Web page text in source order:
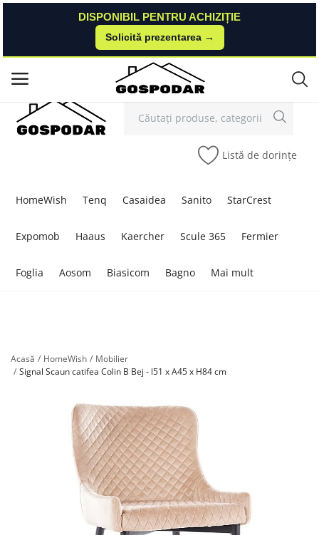
DISPONIBIL PENTRU ACHIZIȚIE
Solicită prezentarea →
Contact Autentificare Înregistrare
Listă de dorințe
HomeWish Tenq Casaidea Sanito StarCrest
Expomob Haaus Kaercher Scule 365 Fermier
Foglia Aosom Biasicom Bagno Mai mult
DISPONIBIL PENTRU ACHIZIȚIE
Solicită prezentarea →
Meniu principal
Categorii
Acasă HomeWish
Mobilier
Signal Scaun catifea Colin B Bej - l51 x A45 x H84 cm